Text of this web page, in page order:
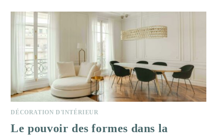
DÉCORATION D'INTÉRIEUR
Le pouvoir des formes dans la